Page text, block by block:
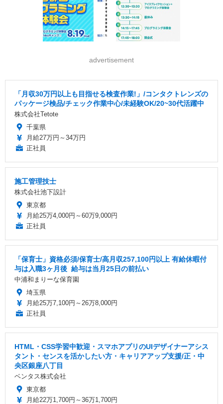
advertisement
「月収30万円以上も目指せる検査作業!」/コンタクトレンズの
パッケージ検品/チェック作業中心/未経験OK/20~30代活躍中
株式会社Tetote
千葉県
月給27万円～34万円
正社員
施工管理技士
株式会社池下設計
東京都
月給25万4,000円～60万9,000円
正社員
「保育士」資格必須/保育士/️高月収257,100円以上 ️有給休暇付
与は入職3ヶ月後 ️ 給与は当月25日の前払い
中浦和まりーな保育園
埼玉県
月給25万7,100円～26万8,000円
正社員
HTML・CSS学習中歓迎・スマホアプリのUIデザイナーアシス
タント・センスを活かしたい方・キャリアアップ支援/正・中
央区銀座八丁目
ベンタス株式会社
東京都
月給22万1,700円～36万1,700円